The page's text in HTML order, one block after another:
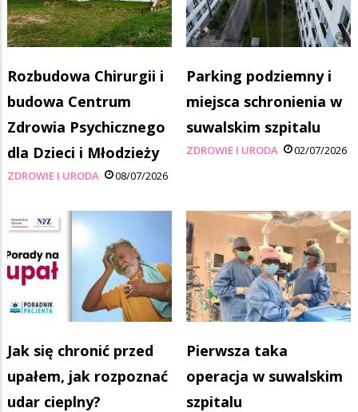
Rozbudowa Chirurgii i
budowa Centrum
Zdrowia Psychicznego
dla Dzieci i Młodzieży
ZDROWIE I URODA 08/07/2026
Parking podziemny i
miejsca schronienia w
suwalskim szpitalu
ZDROWIE I URODA 02/07/2026
Jak się chronić przed
upałem, jak rozpoznać
udar cieplny?
Pierwsza taka
operacja w suwalskim
szpitalu